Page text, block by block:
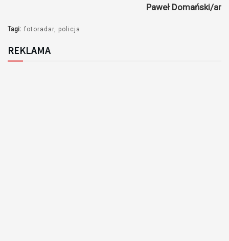
Paweł Domański/ar
Tagi: fotoradar policja
REKLAMA